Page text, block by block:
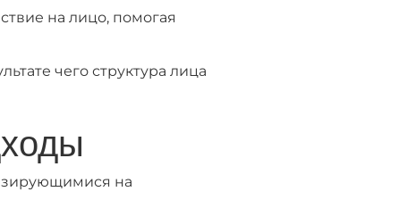
на лицо, помогая
чего структура лица
на